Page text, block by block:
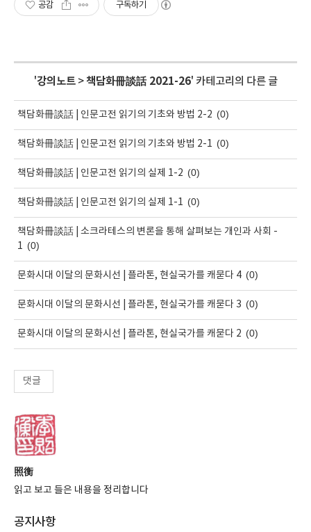
공감 구독하기
'강의노트>책담화冊談話 2021-26' 카테고리의 다른 글
책담화冊談話 | 인문고전 읽기의 기초와 방법 2-2 (0)
책담화冊談話 | 인문고전 읽기의 기초와 방법 2-1 (0)
책담화冊談話 | 인문고전 읽기의 실제 1-2 (0)
책담화冊談話 | 인문고전 읽기의 실제 1-1 (0)
책담화冊談話 | 소크라테스의 변론을 통해 살펴보는 개인과 사회 -
1 (0)
문화시대 이달의 문화시선 | 플라톤, 현실국가를 캐묻다 4 (0)
문화시대 이달의 문화시선 | 플라톤, 현실국가를 캐묻다 3 (0)
문화시대 이달의 문화시선 | 플라톤, 현실국가를 캐묻다 2 (0)
댓글
照衡
읽고 보고 들은 내용을 정리합니다
공지사항